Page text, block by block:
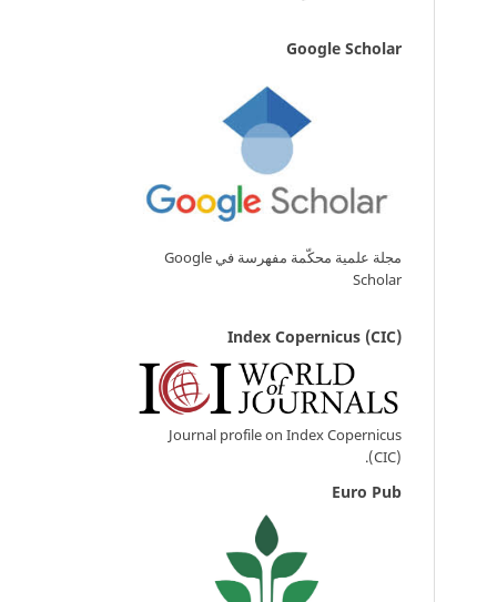
Google Scholar
مجلة علمية محكّمة مفهرسة في Google
Scholar
Index Copernicus (CIC)
Journal profile on Index Copernicus
(CIC).
Euro Pub